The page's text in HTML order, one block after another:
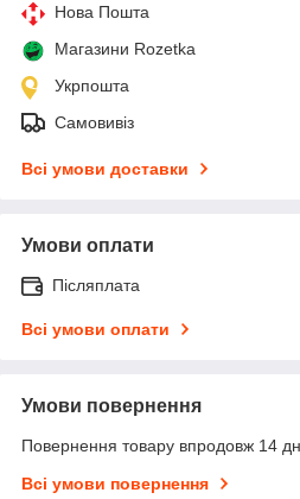
Нова Пошта
Магазини Rozetka
Укрпошта
Самовивіз
Всі умови доставки
Умови оплати
Післяплата
Всі умови оплати
Умови повернення
Повернення товару впродовж 14
Всі умови повернення